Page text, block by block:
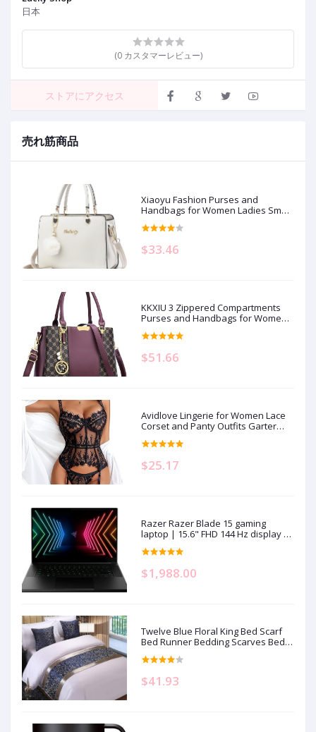
日本
(0 カスタマーレビュー)
ストアにアクセス
売れ筋商品
Xiaoyu Fashion Purses and
Handbags for Women Ladies Small
Crossbody bag Top Handle Satchel
Shoulder Bags Totes
$33.46
KKXIU 3 Zippered Compartments
Purses and Handbags for Women
Top Handle Satchel Shoulder
Ladies Bags
$51.66
Avidlove Lingerie for Women Lace
Corset and Panty Outfits Garter
Lingerie Sets S-XXL
$25.17
Razer Razer Blade 15 gaming
laptop | 15.6" FHD 144 Hz display |
Intel Core i7-11800H | 16GB RAM |
512GB SSD storage | NVIDIA RTX
keyboard | Windows 11
$1,988.00
Twelve Blue Floral King Bed Scarf
Bed Runner Bedding Scarves Bed
Cover for Home Hotel Guesthouse
19.7x95.4in
$41.93